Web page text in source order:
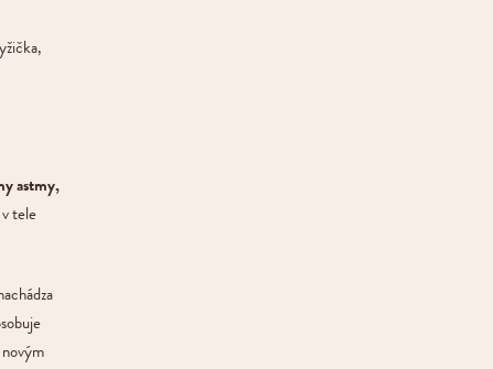
astmy,
v tele
novým